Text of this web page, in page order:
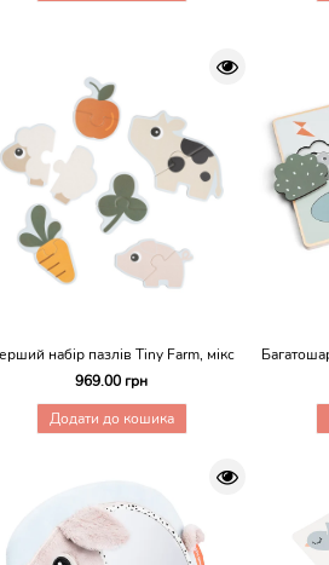
набір пазлів Tiny Farm, мікс
969.00 грн
Додати до кошика